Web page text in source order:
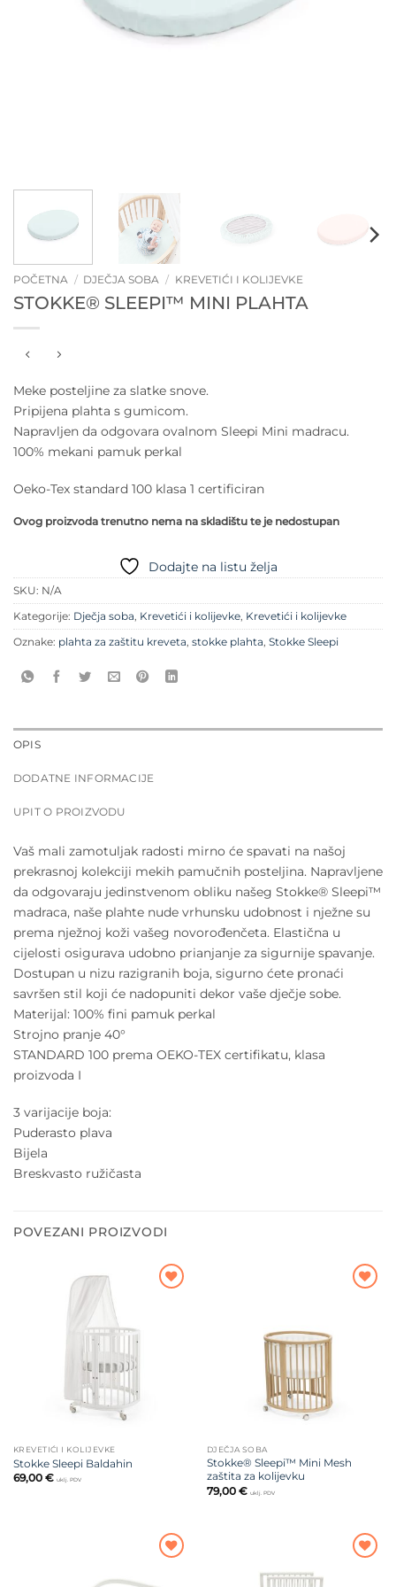
POČETNA / DJEČJA SOBA / KREVETIĆI I KOLIJEVKE
STOKKE® SLEEPI™ MINI PLAHTA
Meke posteljine za slatke snove.
Pripijena plahta s gumicom.
Napravljen da odgovara ovalnom Sleepi Mini madracu.
100% mekani pamuk perkal
Oeko-Tex standard 100 klasa 1 certificiran
Ovog proizvoda trenutno nema na skladištu te je nedostupan
Dodajte na listu želja
SKU: N/A
Kategorije: Dječja soba Krevetići i kolijevke Krevetići i kolijevke
Oznake: plahta za zaštitu kreveta stokke plahta Stokke Sleepi
OPIS
DODATNE INFORMACIJE
UPIT O PROIZVODU
Vaš mali zamotuljak radosti mirno će spavati na našoj
prekrasnoj kolekciji mekih pamučnih posteljina. Napravljene
da odgovaraju jedinstvenom obliku našeg Stokke® Sleepi™
madraca, naše plahte nude vrhunsku udobnost i nježne su
prema nježnoj koži vašeg novorođenčeta. Elastična u
cijelosti osigurava udobno prianjanje za sigurnije spavanje.
Dostupan u nizu razigranih boja, sigurno ćete pronaći
savršen stil koji će nadopuniti dekor vaše dječje sobe.
Materijal: 100% fini pamuk perkal
Strojno pranje 40°
STANDARD 100 prema OEKO-TEX certifikatu, klasa
proizvoda I
3 varijacije boja:
Puderasto plava
Bijela
Breskvasto ružičasta
POVEZANI PROIZVODI
KREVETIĆI I KOLIJEVKE
Stokke Sleepi Baldahin
69,00 € uklj. PDV
DJEČJA SOBA
Stokke® Sleepi™ Mini Mesh
zaštita za kolijevku
79,00 € uklj. PDV